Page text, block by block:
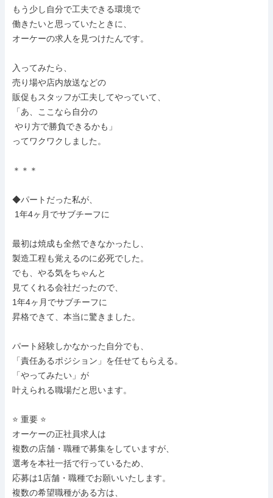
もう少し自分で工夫できる環境で
働きたいと思っていたときに、
オーケーの求人を見つけたんです。
入ってみたら、
売り場や店内放送などの
販促もスタッフが工夫してやっていて、
「あ、ここなら自分の
ってワクワクしました。
＊＊＊
◆パートだった私が、
最初は焼成も全然できなかったし、
製造工程も覚えるのに必死でした。
でも、やる気をちゃんと
見てくれる会社だったので、
1年4ヶ月でサブチーフに
昇格できて、本当に驚きました。
パート経験しかなかった自分でも、
「責任あるポジション」を任せてもらえる。
「やってみたい」が
叶えられる職場だと思います。
⭐ 重要 ⭐
オーケーの正社員求人は
複数の店舗・職種で募集をしていますが、
選考を本社一括で行っているため、
応募は1店舗・職種でお願いいたします。
複数の希望職種がある方は、